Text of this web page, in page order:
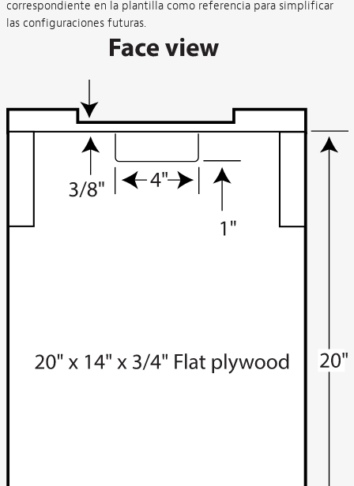
correspondiente en la plantilla como referencia para simplificar
las configuraciones futuras.